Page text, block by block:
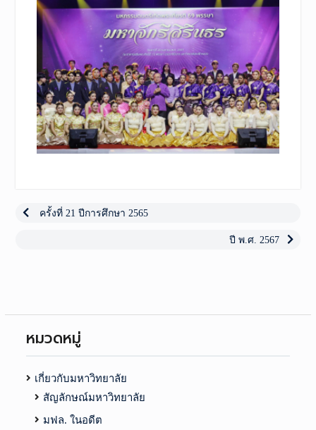
นำทางPrevious
ครั้งที่ 21 ปีการศึกษา 2565
Next
ปี พ.ศ. 2567
หมวดหมู่
เกี่ยวกับมหาวิทยาลัย
สัญลักษณ์มหาวิทยาลัย
มฟล. ในอดีต